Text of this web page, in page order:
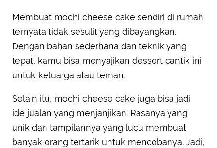
Membuat mochi cheese cake sendiri di rumah
ternyata tidak sesulit yang dibayangkan.
Dengan bahan sederhana dan teknik yang
tepat, kamu bisa menyajikan dessert cantik ini
untuk keluarga atau teman.
Selain itu, mochi cheese cake juga bisa jadi
ide jualan yang menjanjikan. Rasanya yang
unik dan tampilannya yang lucu membuat
banyak orang tertarik untuk mencobanya. Jadi,